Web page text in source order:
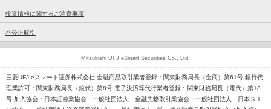
投資情報に関するご注意事項
不公正取引
三菱UFJ eスマート証券株式会社 金融商品取引業者登録：関東財務局長（金商）第61号 銀行代
理業許可：関東財務局長（銀代）第8号 電子決済等代行業者登録：関東財務局長（電代）第18
号 加入協会：日本証券業協会・一般社団法人 金融先物取引業協会・一般社団法人 日本ＳＴ
Mitsubishi UFJ eSmart Securities Co., Ltd.